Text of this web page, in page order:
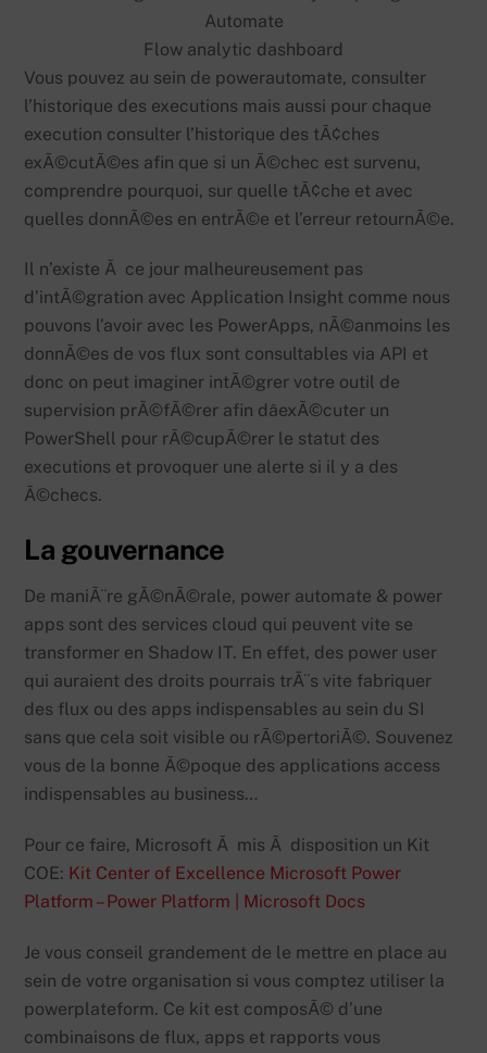
Flow analytic dashboard
Vous pouvez au sein de powerautomate, consulter
l’historique des executions mais aussi pour chaque
execution consulter l’historique des tÃ¢ches
exÃ©cutÃ©es afin que si un Ã©chec est survenu,
comprendre pourquoi, sur quelle tÃ¢che et avec
quelles donnÃ©es en entrÃ©e et l’erreur retournÃ©e.
Il n’existe Ã ce jour malheureusement pas
d’intÃ©gration avec Application Insight comme nous
pouvons l’avoir avec les PowerApps, nÃ©anmoins les
donnÃ©es de vos flux sont consultables via API et
donc on peut imaginer intÃ©grer votre outil de
supervision prÃ©fÃ©rer afin dâexÃ©cuter un
PowerShell pour rÃ©cupÃ©rer le statut des
executions et provoquer une alerte si il y a des
Ã©checs.
La gouvernance
De maniÃ¨re gÃ©nÃ©rale, power automate & power
apps sont des services cloud qui peuvent vite se
transformer en Shadow IT. En effet, des power user
qui auraient des droits pourrais trÃ¨s vite fabriquer
des flux ou des apps indispensables au sein du SI
sans que cela soit visible ou rÃ©pertoriÃ©. Souvenez
vous de la bonne Ã©poque des applications access
indispensables au business…
Pour ce faire, Microsoft Ã mis Ã disposition un Kit
COE: Kit Center of Excellence Microsoft Power
Platform – Power Platform | Microsoft Docs
Je vous conseil grandement de le mettre en place au
sein de votre organisation si vous comptez utiliser la
powerplateform. Ce kit est composÃ© d’une
combinaisons de flux, apps et rapports vous